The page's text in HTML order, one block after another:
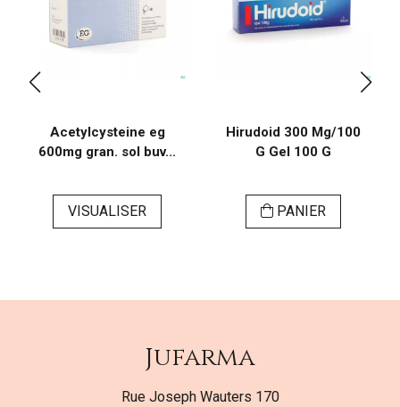
Acetylcysteine eg
600mg gran. sol buv...
VISUALISER
Hirudoid 300 Mg/100
G Gel 100 G
PANIER
Jufarma
Rue Joseph Wauters 170